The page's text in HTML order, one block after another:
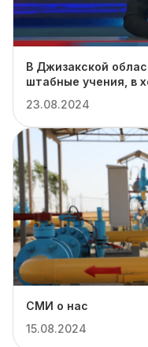
В Джизакской
штабные учения, в
осенне-зимнему
23.08.2024
СМИ о нас
15.08.2024